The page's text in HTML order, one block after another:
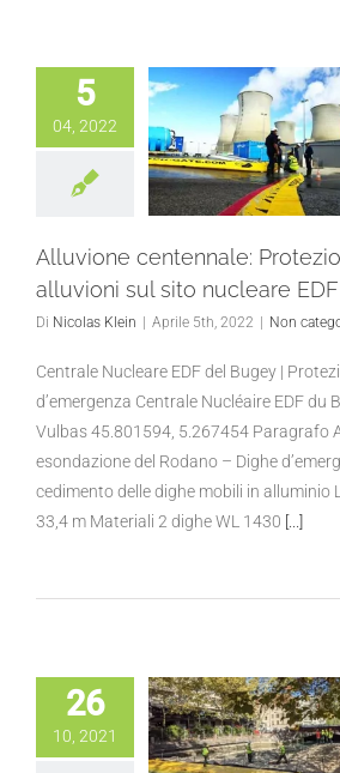
5
04, 2022
Alluvione centennale:
Protezione contro le
alluvioni sul sito nucleare
EDF
Alluvione centennale:
alluvioni sul sito nucleare EDF
Di Nicolas Klein | Aprile 5th, 2022 | Non
Centrale Nucleare EDF del Bugey |
d’emergenza Centrale Nucléaire EDF du
Vulbas 45.801594, 5.267454 Paragrafo
esondazione del Rodano – Dighe
cedimento delle dighe mobili in alluminio
33,4 m Materiali 2 dighe WL 1430 [...]
26
10, 2021
Annecy : le canal du Vassé